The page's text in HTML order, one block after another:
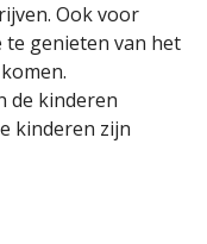
Ook voor
te genieten van het
de kinderen
kinderen zijn